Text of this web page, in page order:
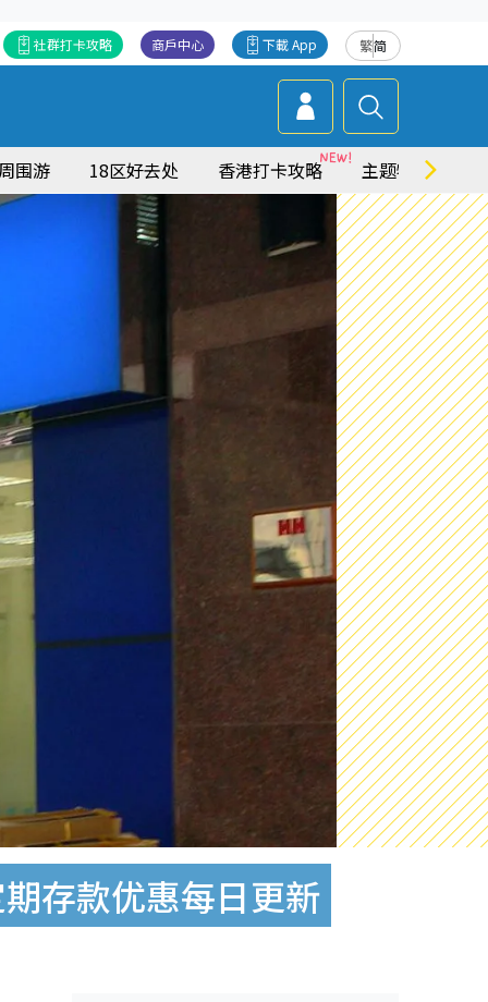
繁简
下載 App
商戶中心
社群打卡攻略
围游 18区好去处 香港打卡攻略 主题特集
存款优惠每日更新